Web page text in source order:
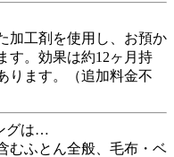
加工剤を使用し、お預か
す。効果は約12ヶ月持
ります。（追加料金不
グは…
むふとん全般、毛布・ベ